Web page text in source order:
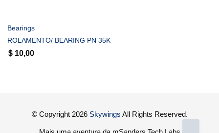
Bearings
ROLAMENTO/ BEARING PN 35K
$ 10,00
© Copyright 2026 Skywings All Rights Reserved.